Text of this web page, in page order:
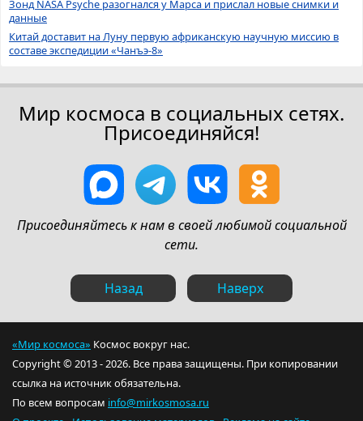
Зонд NASA Psyche разогнался у Марса и прислал новые снимки и
данные
Китай доставит на Луну первую африканскую научную миссию в
составе экспедиции «Чанъэ-8»
Мир космоса в социальных сетях.
Присоединяйся!
Присоединяйтесь к нам в своей любимой социальной
сети.
Назад Наверх
«Мир космоса» Космос вокруг нас.
Copyright © 2013 - 2026. Все права защищены. При копировании
ссылка на источник обязательна.
По всем вопросам info@mirkosmosa.ru